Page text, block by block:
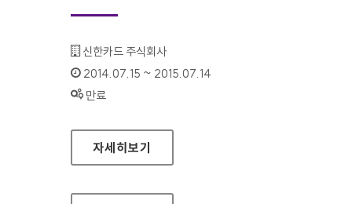
기관명 :
신한카드 주식회사
인증기간 :
2014.07.15 ~ 2015.07.14
상태 :
만료
신한카드 법인
자세히보기